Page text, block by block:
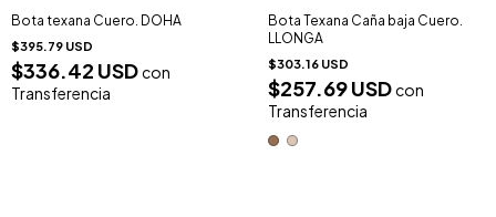
Bota texana Cuero. DOHA
$395.79 USD
$336.42 USDcon
Transferencia
Bota Texana Caña baja Cuero.
LLONGA
$303.16 USD
$257.69 USDcon
Transferencia